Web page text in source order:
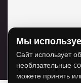
Для
Мы
Сайт использует
необязательные
можете принять